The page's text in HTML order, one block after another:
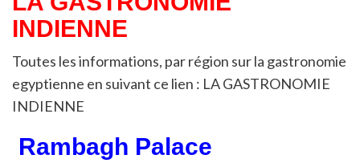
INDIENNE
Toutes les informations, par région sur la gastronomie
egyptienne en suivant ce lien : LA GASTRONOMIE
INDIENNE
Rambagh Palace